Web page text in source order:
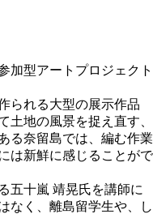
られる大型の展示作品
土地の風景を捉え直す、
る奈留島では、編む作業
は新鮮に感じることがで
五十嵐 靖晃氏を講師に
なく、離島留学生や、し